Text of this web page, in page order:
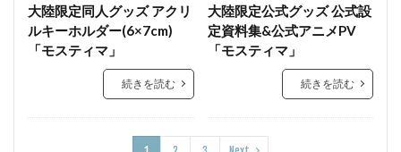
大陸限定同人グッズ アクリ
ルキーホルダー(6×7cm)
「モスティマ」
続きを読む
大陸限定公式グッズ 公式設
定資料集&公式アニメPV
「モスティマ」
続きを読む